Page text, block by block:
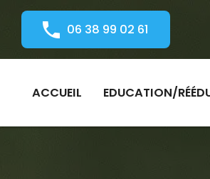
06 38 99 02 61
ACCUEIL EDUCATION/